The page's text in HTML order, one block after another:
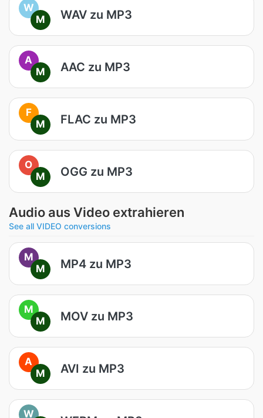
W
M
WAV zu MP3
A
M
AAC zu MP3
F
M
FLAC zu MP3
O
M
OGG zu MP3
Audio aus Video extrahieren
See all VIDEO conversions
M
M
MP4 zu MP3
M
M
MOV zu MP3
A
M
AVI zu MP3
W